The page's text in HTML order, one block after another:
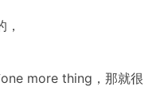
more thing，那就很